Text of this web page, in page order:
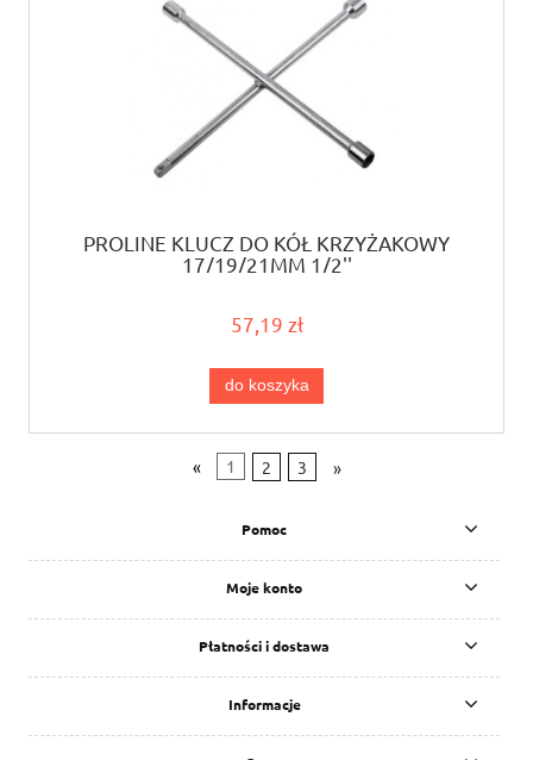
PROLINE KLUCZ DO KÓŁ KRZYŻAKOWY
17/19/21MM 1/2''
57,19 zł
do koszyka
« 1 2 3 »
Pomoc
Moje konto
Płatności i dostawa
Informacje